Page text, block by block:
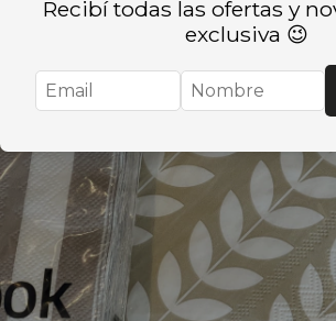
Recibí todas las ofertas y
exclusiva 😉